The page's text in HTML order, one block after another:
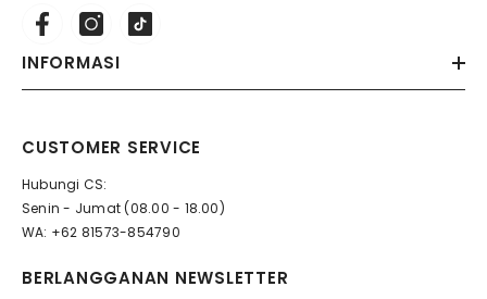
INFORMASI
CUSTOMER SERVICE
Hubungi CS:
Senin - Jumat (08.00 - 18.00)
WA: +62 81573-854790
BERLANGGANAN NEWSLETTER